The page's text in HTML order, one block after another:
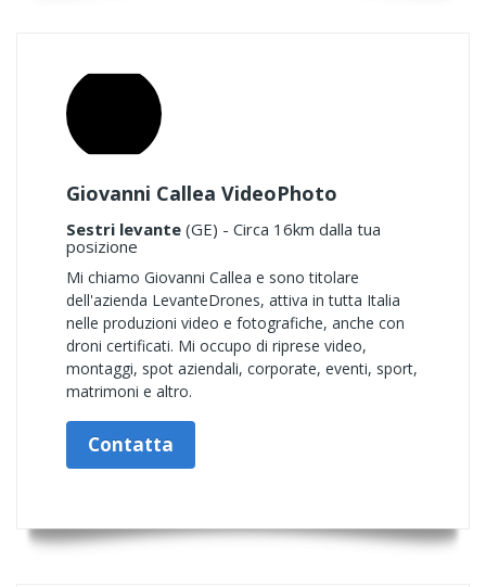
Giovanni Callea VideoPhoto
Sestri levante (GE) - Circa 16km dalla tua
posizione
Mi chiamo Giovanni Callea e sono titolare
dell'azienda LevanteDrones, attiva in tutta Italia
nelle produzioni video e fotografiche, anche con
droni certificati. Mi occupo di riprese video,
montaggi, spot aziendali, corporate, eventi, sport,
matrimoni e altro.
Contatta